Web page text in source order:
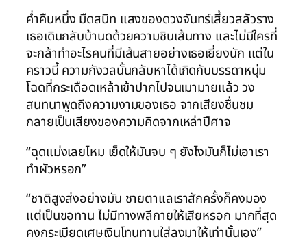
ค่ำคืนหนึ่ง มืดสนิท แสงของดวงจันทร์เสี้ยวสลัวราง
เธอเดินกลับบ้านดด้วยความชินเส้นทาง และไม่มีใครที่
จะกล้าทำอะไรคนที่มีเส้นสายอย่างเธอเยี่ยงนัก แต่ใน
คราวนี้ ความกังวลนั้นกลับหาได้เกิดกับบรรดาหนุ่ม
โฉดที่กระเดือดเหล้าเข้าปากไปจนเมามายแล้ว วง
สนทนาพูดถึงความงามของเธอ จากเสียงชื่นชม
กลายเป็นเสียงของความคิดจากเหล่าปีศาจ
“ฉุดแม่งเลยไหม เย็ดให้มันจบ ๆ ยังไงมันก็ไม่เอาเรา
ทำผัวหรอก”
“ชาติสูงส่งอย่างมัน ชายตาแลเราสักครั้งก็คงมอง
แต่เป็นขอทาน ไม่มีทางพลีกายให้เสียหรอก มากที่สุด
คงกระเบียดเศษเงินโทนทานใส่ลงมาให้เท่านั้นเอง”